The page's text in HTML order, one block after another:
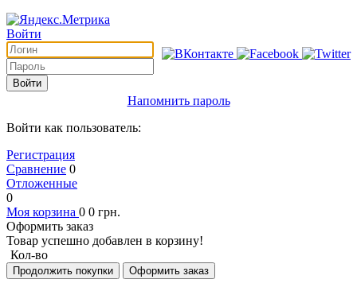
Войти
Войти
Напомнить пароль
Войти как пользователь:
Регистрация
Сравнение 0
Отложенные
0
Моя корзина 0 0 грн.
Оформить заказ
Товар успешно добавлен в корзину!
Кол-во
Продолжить покупки Оформить заказ